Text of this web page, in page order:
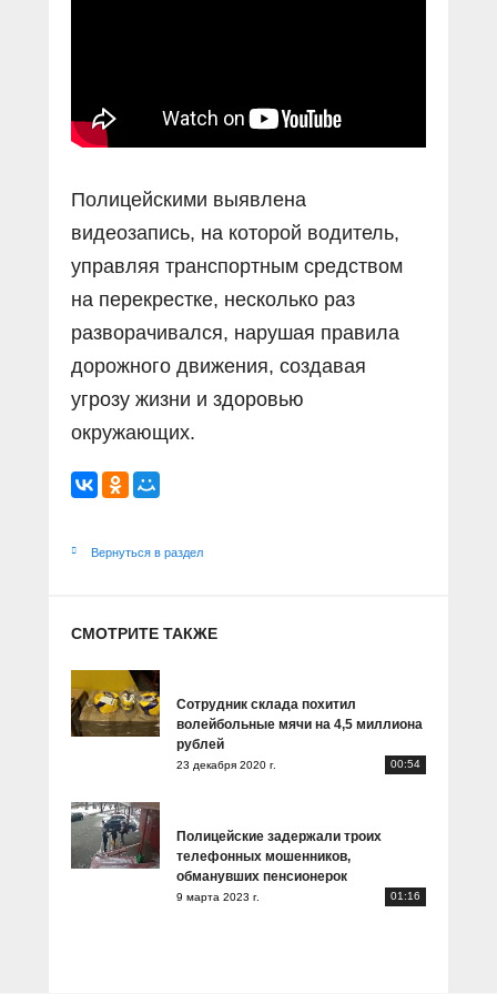
Полицейскими выявлена
видеозапись, на которой водитель,
управляя транспортным средством
на перекрестке, несколько раз
разворачивался, нарушая правила
дорожного движения, создавая
угрозу жизни и здоровью
окружающих.
Вернуться в раздел
СМОТРИТЕ ТАКЖЕ
Сотрудник склада похитил
волейбольные мячи на 4,5 миллиона
рублей
23 декабря 2020 г. 00:54
Полицейские задержали троих
телефонных мошенников,
обманувших пенсионерок
9 марта 2023 г. 01:16